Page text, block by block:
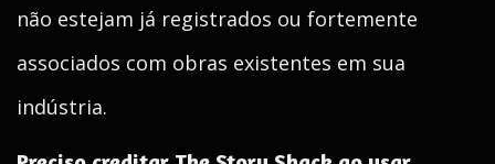
não estejam já registrados ou fortemente
associados com obras existentes em sua
indústria.